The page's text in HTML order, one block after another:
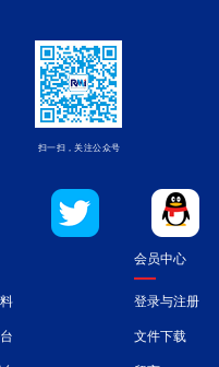
扫一扫，关注公众号
会员中心
登录与注册
文件下载